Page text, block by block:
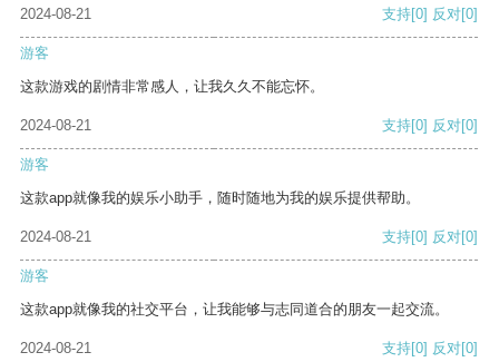
2024-08-21
支持[0] 反对[0]
游客
这款游戏的剧情非常感人，让我久久不能忘怀。
2024-08-21 支持[0] 反对[0]
游客
这款app就像我的娱乐小助手，随时随地为我的娱乐提供帮助。
2024-08-21 支持[0] 反对[0]
游客
这款app就像我的社交平台，让我能够与志同道合的朋友一起交流。
2024-08-21 支持[0] 反对[0]